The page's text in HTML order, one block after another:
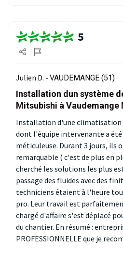
5
Julien D. - VAUDEMANGE (51)
Installation dun système
Mitsubishi à Vaudemange
Installation d'une climatisation
dont l'équipe intervenante a
méticuleuse. Durant 3 jours, ils
remarquable ( c'est de plus en
cherché les solutions les plus
passage des fluides avec des
techniciens étaient à l'heure
pro. Leur travail est
chargé d'affaire s'est déplacé
du chantier. En résumé :
PROFESSIONNELLE que je